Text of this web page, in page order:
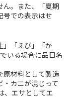
ん。また、「夏期
号での表示はせ
」「えび」「か
いる場合に品目名
材料として製造
カニが混じって
、エサとしてエ